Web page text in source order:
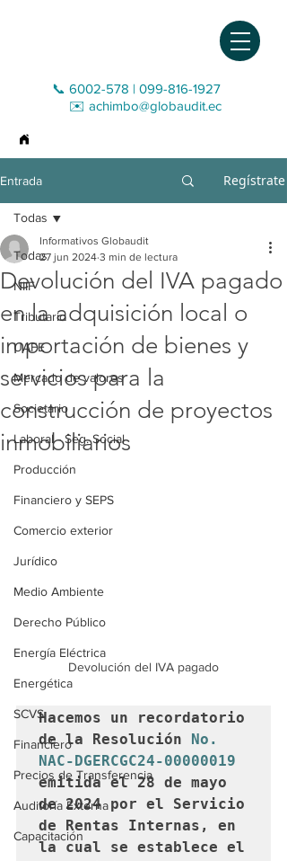
📞 6002-578 | 099-816-1927‬
✉️ achimbo@globaudit.ec
Entrada Regístrate
Todas
NIIF
Tributario
UAFE
Mercado de valores
Societario
Laboral - Seg. Social
Producción
Financiero y SEPS
Comercio exterior
Jurídico
Medio Ambiente
Derecho Público
Energía Eléctrica
Energética
SCVS
Financiero
Precios de Transferencia
Auditoría Externa
Capacitación
Todas
Devolución del IVA pagado
en la adquisición local o
importación de bienes y
servicios para la
construcción de proyectos
inmobiliarios
Informativos Globaudit
27 jun 2024 3 min de lectura
Devolución del IVA pagado
Hacemos un recordatorio
de la Resolución
No.
NAC-DGERCGC24-00000019
emitida el 28 de mayo
de 2024 por el Servicio
de Rentas Internas, en
la cual se establece el